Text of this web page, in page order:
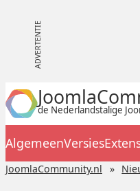
de Nederlandstalige
AlgemeenVersies
JoomlaCommunity.nl